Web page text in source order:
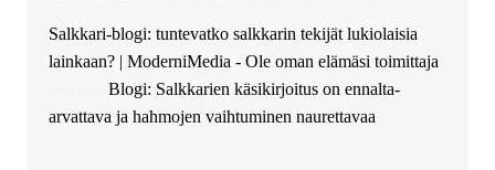
Salkkari-blogi: tuntevatko salkkarin tekijät lukiolaisia
lainkaan? | ModerniMedia - Ole oman elämäsi toimittaja
Blogi: Salkkarien käsikirjoitus on ennalta-
arvattava ja hahmojen vaihtuminen naurettavaa